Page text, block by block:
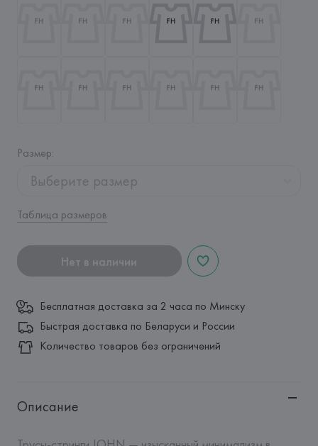
Размер:
Выберите размер
Таблица размеров
Нет в наличии
Бесплатная доставка за 2 часа по Минску
Быстрая доставка по Беларуси и России
Количество товаров без ограничений
Описание